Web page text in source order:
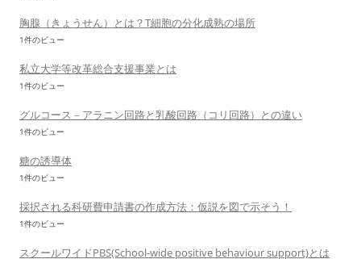
胸腺（きょうせん）とは？T細胞の分化成熟の場所
1件のビュー
私立大学等改革総合支援事業とは
1件のビュー
グルコース－アラニン回路と乳酸回路（コリ回路）との違い
1件のビュー
糖の誘導体
1件のビュー
採択される科研費申請書の作成方法：仮説を図で示そう！
1件のビュー
スクールワイドPBS(School-wide positive behaviour support)とは